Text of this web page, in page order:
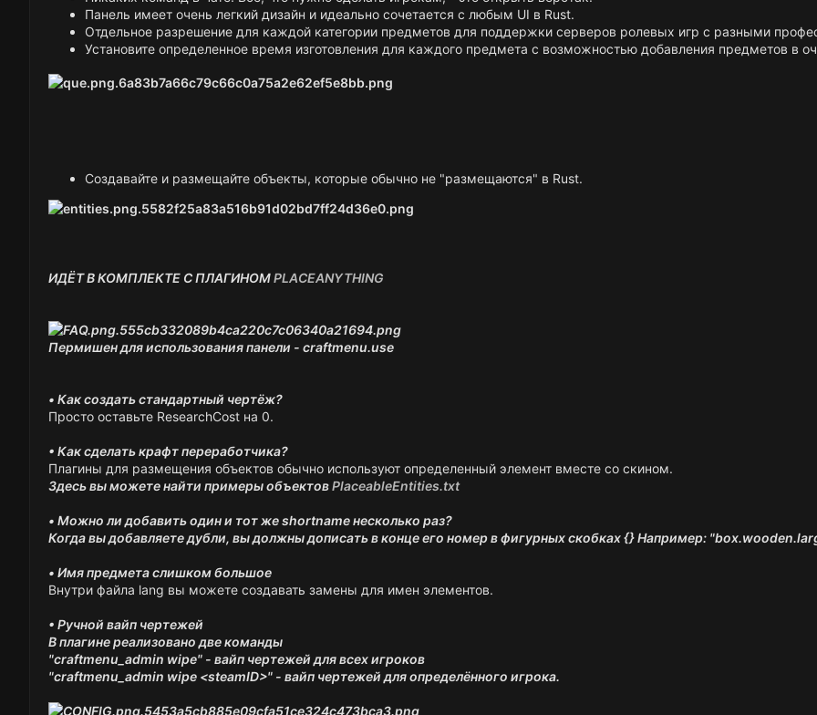
Панель имеет очень легкий дизайн и идеально сочетается с любым UI в Rust.
Отдельное разрешение для каждой категории предметов для поддержки серверов ролевых игр с разными
Установите определенное время изготовления для каждого предмета с возможностью добавления предметов в
Создавайте и размещайте объекты, которые обычно не "размещаются" в Rust.
ИДЁТ В КОМПЛЕКТЕ С ПЛАГИНОМPLACEANYTHING
Пермишен для использования панели - craftmenu.use
• Как создать стандартный чертёж?
Просто оставьте ResearchCost на 0.
• Как сделать крафт переработчика?
Плагины для размещения объектов обычно используют определенный элемент вместе со скином.
Здесь вы можете найти примеры объектовPlaceableEntities.txt
• Можно ли добавить один и тот же shortname несколько раз?
Когда вы добавляете дубли, вы должны дописать в конце его номер в фигурных скобках {} Например:
• Имя предмета слишком большое
Внутри файла lang вы можете создавать замены для имен элементов.
• Ручной вайп чертежей
В плагине реализовано две команды
"craftmenu_admin wipe" - вайп чертежей для всех игроков
"craftmenu_admin wipe <steamID>" - вайп чертежей для определённого игрока.